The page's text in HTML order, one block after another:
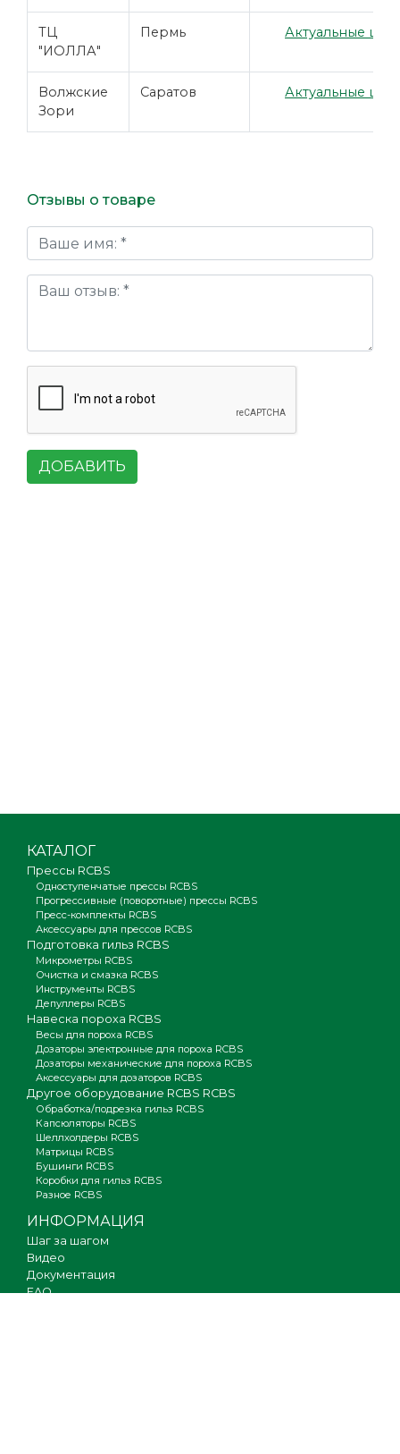
ТЦ
"ИОЛЛА"
Пермь Актуальные
Волжские
Зори
Саратов Актуальные
Отзывы о товаре
ДОБАВИТЬ
КАТАЛОГ
Прессы RCBS
Одноступенчатые прессы RCBS
Прогрессивные (поворотные) прессы RCBS
Пресс-комплекты RCBS
Аксессуары для прессов RCBS
Подготовка гильз RCBS
Микрометры RCBS
Очистка и смазка RCBS
Инструменты RCBS
Депуллеры RCBS
Навеска пороха RCBS
Весы для пороха RCBS
Дозаторы электронные для пороха RCBS
Дозаторы механические для пороха RCBS
Аксессуары для дозаторов RCBS
Другое оборудование RCBS RCBS
Обработка/подрезка гильз RCBS
Капсюляторы RCBS
Шеллхолдеры RCBS
Матрицы RCBS
Бушинги RCBS
Коробки для гильз RCBS
Разное RCBS
ИНФОРМАЦИЯ
Шаг за шагом
Видео
Документация
FAQ